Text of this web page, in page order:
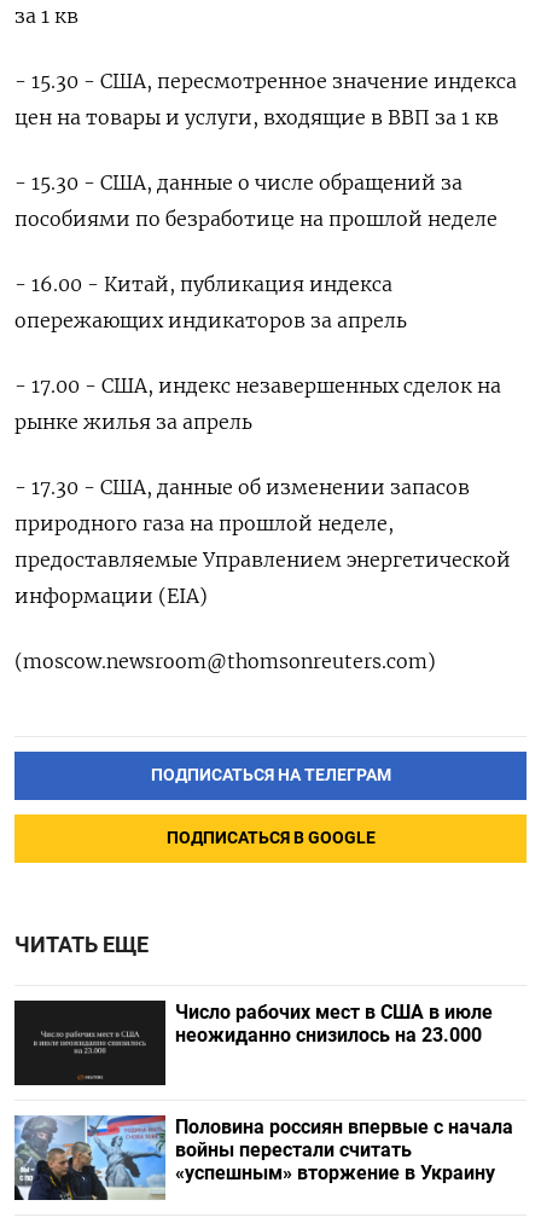
за 1 кв
- 15.30 - США, пересмотренное значение индекса
цен на товары и услуги, входящие в ВВП за 1 кв
- 15.30 - США, данные о числе обращений за
пособиями по безработице на прошлой неделе
- 16.00 - Китай, публикация индекса
опережающих индикаторов за апрель
- 17.00 - США, индекс незавершенных сделок на
рынке жилья за апрель
- 17.30 - США, данные об изменении запасов
природного газа на прошлой неделе,
предоставляемые Управлением энергетической
информации (EIA)
(moscow.newsroom@thomsonreuters.com)
ПОДПИСАТЬСЯ НА ТЕЛЕГРАМ
ПОДПИСАТЬСЯ В GOOGLE
ЧИТАТЬ ЕЩЕ
Число рабочих мест в США в июле
неожиданно снизилось на 23.000
Половина россиян впервые с начала
войны перестали считать
«успешным» вторжение в Украину